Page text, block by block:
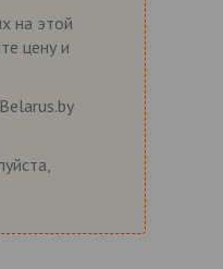
на этой
цену и